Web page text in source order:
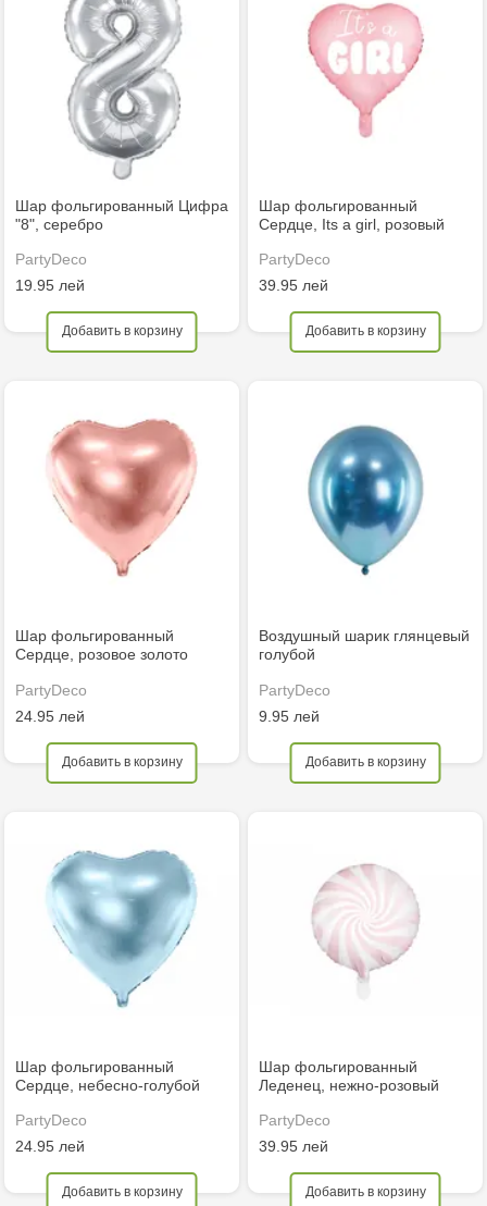
Шар фольгированный Цифра
"8", серебро
PartyDeco
19.95 лей
Добавить в корзину
Шар фольгированный
Сердце, Its a girl, розовый
PartyDeco
39.95 лей
Добавить в корзину
Шар фольгированный
Сердце, розовое золото
PartyDeco
24.95 лей
Добавить в корзину
Воздушный шарик глянцевый
голубой
PartyDeco
9.95 лей
Добавить в корзину
Шар фольгированный
Сердце, небесно-голубой
PartyDeco
24.95 лей
Добавить в корзину
Шар фольгированный
Леденец, нежно-розовый
PartyDeco
39.95 лей
Добавить в корзину